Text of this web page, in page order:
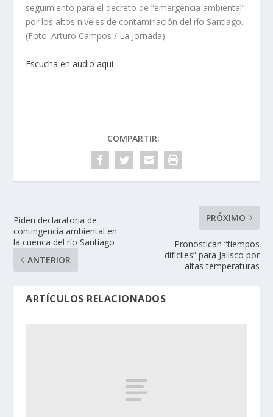
seguimiento para el decreto de “emergencia ambiental”
por los altos niveles de contaminación del río Santiago.
(Foto: Arturo Campos / La Jornada)
Escucha en audio aqui
COMPARTIR:
Piden declaratoria de
contingencia ambiental en
la cuenca del río Santiago
ANTERIOR
PRÓXIMO
Pronostican “tiempos
difíciles” para Jalisco por
altas temperaturas
ARTÍCULOS RELACIONADOS